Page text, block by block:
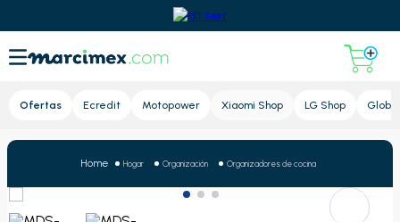
Ofertas Ecredit Motopower Xiaomi Shop LG Shop Global
Hogar Organización Organizadores de cocina